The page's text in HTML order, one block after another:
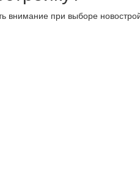
внимание при выборе